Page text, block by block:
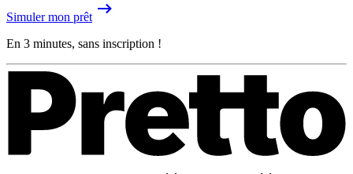
Simuler mon prêt
En 3 minutes, sans inscription !